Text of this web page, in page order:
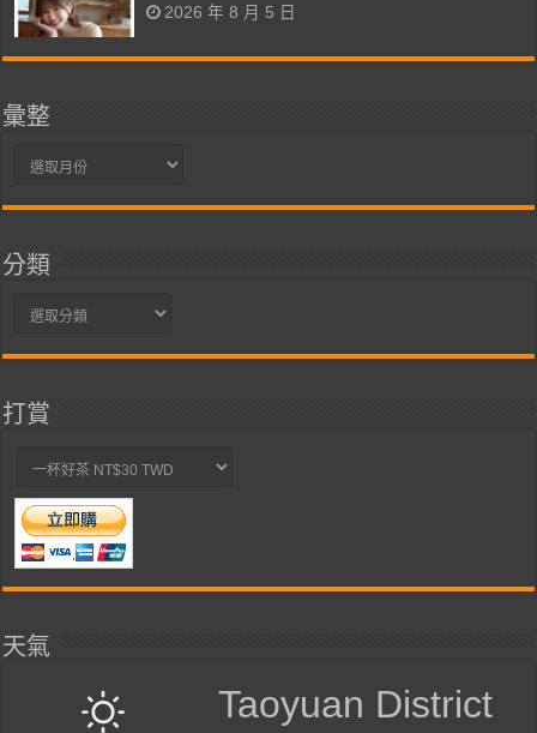
2026 年 8 月 5 日
彙整
彙
分類
分
打賞
天氣
Taoyuan District